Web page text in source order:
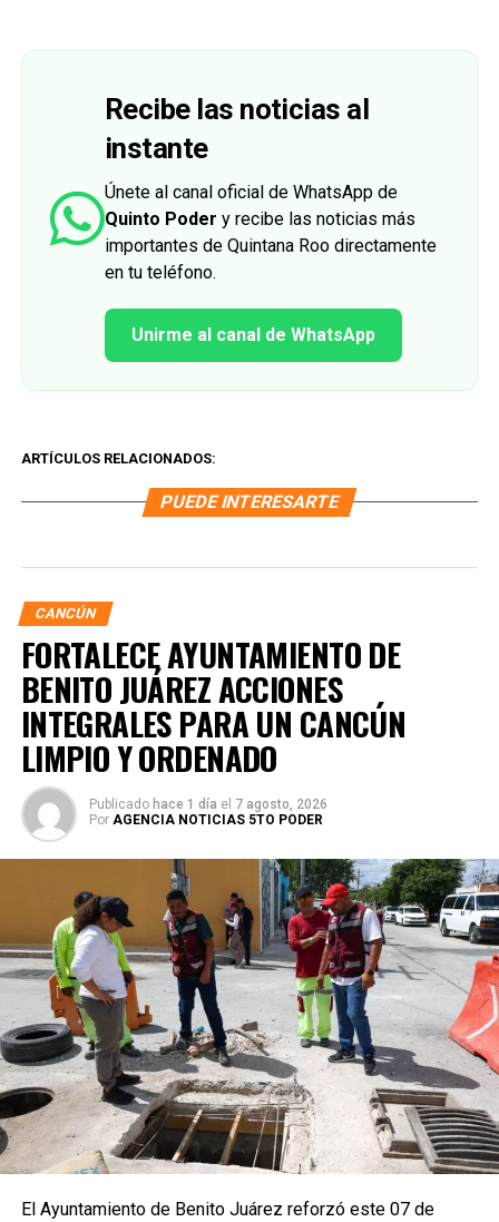
Recibe las noticias al
instante
Únete al canal oficial de WhatsApp de
Quinto Poder y recibe las noticias más
importantes de Quintana Roo directamente
en tu teléfono.
Unirme al canal de WhatsApp
ARTÍCULOS RELACIONADOS:
PUEDE INTERESARTE
CANCÚN
FORTALECE AYUNTAMIENTO DE
BENITO JUÁREZ ACCIONES
INTEGRALES PARA UN CANCÚN
LIMPIO Y ORDENADO
Publicado hace 1 día el 7 agosto, 2026
Por AGENCIA NOTICIAS 5TO PODER
El Ayuntamiento de Benito Juárez reforzó este 07 de